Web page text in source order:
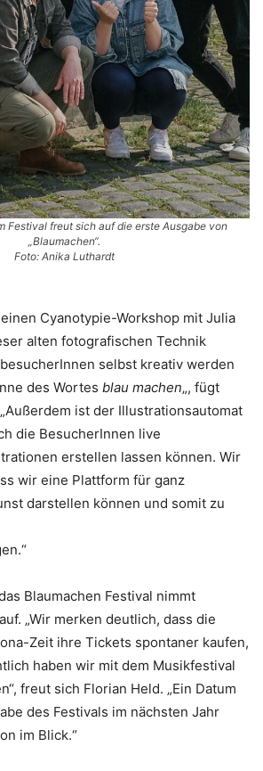
Festival freut sich auf die erste Ausgabe von
„Blaumachen“.
Foto: Anika Luthardt
Cyanotypie-Workshop mit Julia
alten fotografischen Technik
selbst kreativ werden
des Wortes blau machen„, fügt
ist der Illustrationsautomat
die BesucherInnen live
erstellen lassen können. Wir
wir eine Plattform für ganz
darstellen können und somit zu
Blaumachen Festival nimmt
„Wir merken deutlich, dass die
Zeit ihre Tickets spontaner kaufen,
haben wir mit dem Musikfestival
freut sich Florian Held. „Ein Datum
des Festivals im nächsten Jahr
im Blick.“